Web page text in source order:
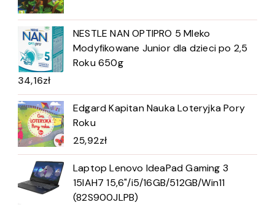
NESTLE NAN OPTIPRO 5 Mleko
Modyfikowane Junior dla dzieci po 2,5
Roku 650g
34,16zł
Edgard Kapitan Nauka Loteryjka Pory
Roku
25,92zł
Laptop Lenovo IdeaPad Gaming 3
15IAH7 15,6"/i5/16GB/512GB/Win11
(82S900JLPB)